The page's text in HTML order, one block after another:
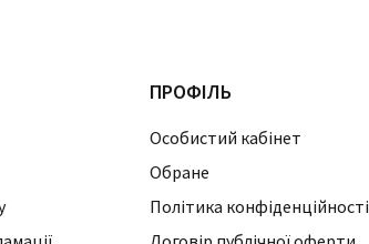
ПРОФІЛЬ
Особистий кабінет
Обране
Політика конфіденційності